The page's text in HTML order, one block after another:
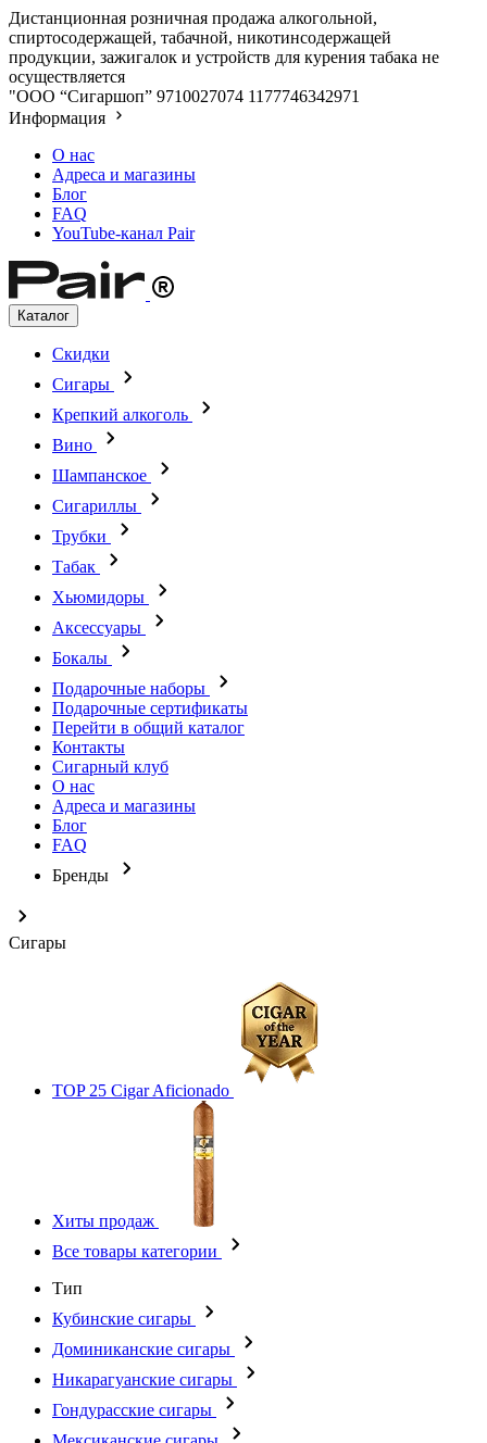
Дистанционная розничная продажа алкогольной,
спиртосодержащей, табачной, никотинсодержащей
продукции, зажигалок и устройств для курения табака не
осуществляется
"ООО “Сигаршоп” 9710027074 1177746342971
Информация
О нас
Адреса и магазины
Блог
FAQ
YouTube-канал Pair
Каталог
Скидки
Сигары
Крепкий алкоголь
Вино
Шампанское
Сигариллы
Трубки
Табак
Хьюмидоры
Аксессуары
Бокалы
Подарочные наборы
Подарочные сертификаты
Перейти в общий каталог
Контакты
Сигарный клуб
О нас
Адреса и магазины
Блог
FAQ
Бренды
Сигары
TOP 25 Cigar Aficionado
Хиты продаж
Все товары категории
Тип
Кубинские сигары
Доминиканские сигары
Никарагуанские сигары
Гондурасские сигары